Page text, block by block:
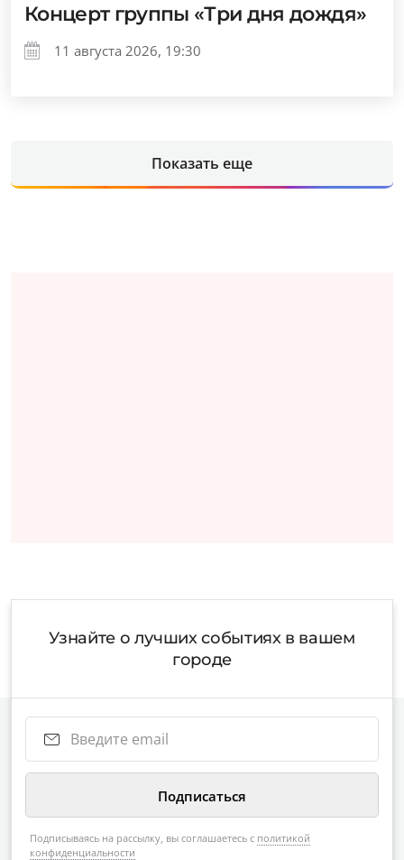
Концерт группы «Три дня дождя»
11 августа 2026, 19:30
Показать еще
Узнайте о лучших событиях в вашем
городе
Подписываясь на рассылку, вы соглашаетесь с политикой
конфиденциальности